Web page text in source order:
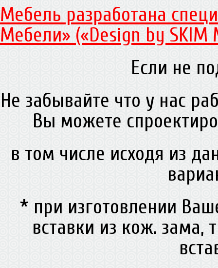
Мебель разработана
Мебели» («Design by SKIM
Если не
Не забывайте что у нас
Вы можете
в том числе исходя из
* при изготовлении
вставки из кож. зама,